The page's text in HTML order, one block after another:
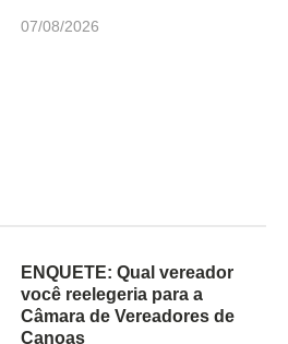
07/08/2026
ENQUETE: Qual vereador
você reelegeria para a
Câmara de Vereadores de
Canoas